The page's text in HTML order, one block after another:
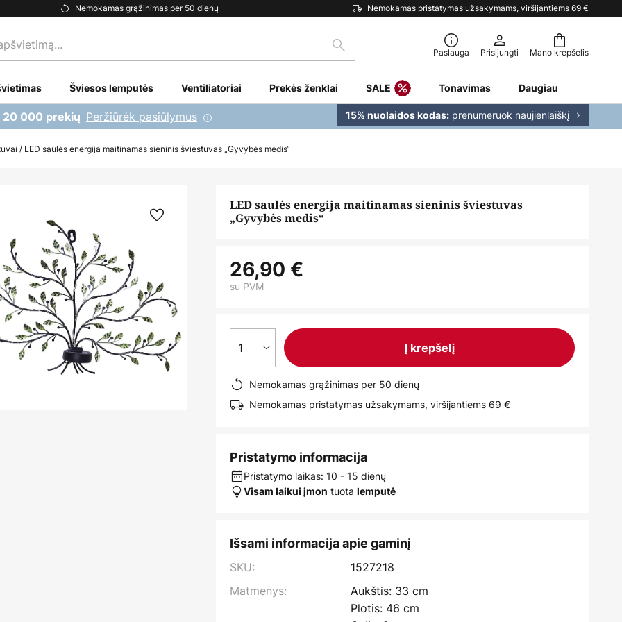
Nemokamas grąžinimas per 50 dienų Nemokamas pristatymas užsakymams, viršijantiems 69 €
Mano krepšelis
Paieška Paslauga Prisijungti
Šviesos lemputės Ventiliatoriai Prekės ženklai SALE Tonavimas Daugiau
20 000 prekių Peržiūrėk pasiūlymus 15% nuolaidos kodas: prenumeruok naujienlaiškį
LED saulės energija maitinamas sieninis šviestuvas „Gyvybės medis“
LED saulės energija maitinamas sieninis šviestuvas
„Gyvybės medis“
26,90 €
su PVM
1 Į krepšelį
Nemokamas grąžinimas per 50 dienų
Nemokamas pristatymas užsakymams, viršijantiems 69 €
Pristatymo informacija
Pristatymo laikas: 10 - 15 dienų
Visam laikui įmon tuotalemputė
Išsami informacija apie gaminį
SKU:
1527218
Matmenys:
Aukštis: 33 cm
Plotis: 46 cm